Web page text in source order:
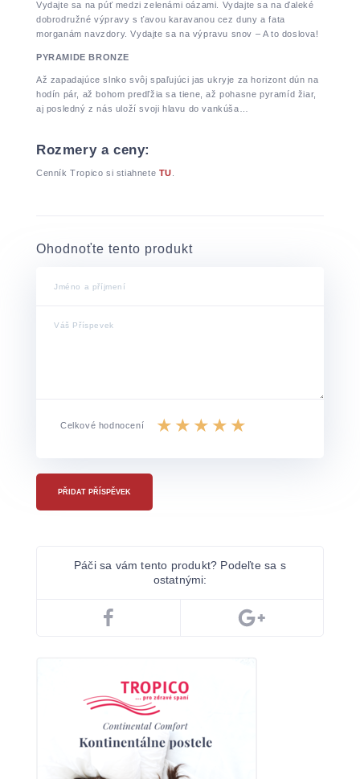
Vydajte sa na púť medzi zelenámi oázami. Vydajte sa na ďaleké
dobrodružné výpravy s ťavou karavanou cez duny a fata
morganám navzdory. Vydajte sa na výpravu snov – A to doslova!
PYRAMIDE BRONZE
Až zapadajúce slnko svôj spaľujúci jas ukryje za horizont dún na
hodín pár, až bohom predľžia sa tiene, až pohasne pyramíd žiar,
aj posledný z nás uloží svoji hlavu do vankúša…
Rozmery a ceny:
Cenník Tropico si stiahnete TU
Ohodnoťte tento produkt
Celkové hodnocení
PŘIDAT PŘÍSPĚVEK
Páči sa vám tento produkt? Podeľte sa s
ostatnými: